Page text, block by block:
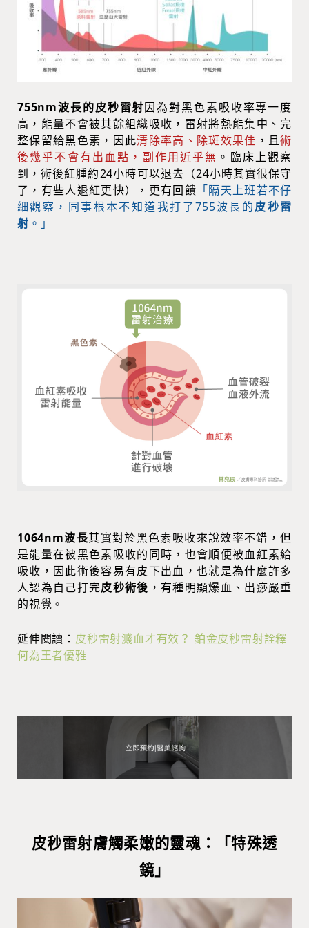
755nm波長的皮秒雷射因為對黑色素吸收率專一度
高，能量不會被其餘組織吸收，雷射將熱能集中、完
整保留給黑色素，因此清除率高、除斑效果佳 ，且術
後幾乎不會有出血點，副作用近乎無 。臨床上觀察
到，術後紅腫約24小時可以退去（24小時其實很保守
了，有些人退紅更快），更有回饋 「隔天上班若不仔
細觀察，同事根本不知道我打了755波長的皮秒雷
射 。」
1064nm波長其實對於黑色素吸收來說效率不錯，但
是能量在被黑色素吸收的同時，也會順便被血紅素給
吸收，因此術後容易有皮下出血，也就是為什麼許多
人認為自己打完皮秒術後 ，有種明顯爆血、出痧嚴重
的視覺。
延伸閱讀： 皮秒雷射濺血才有效？ 鉑金皮秒雷射詮釋
何為王者優雅
皮秒雷射膚觸柔嫩的靈魂：「特殊透
鏡」